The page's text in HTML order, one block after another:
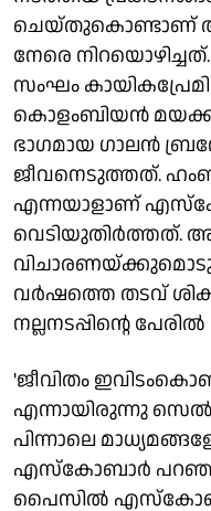
ചെയ്തുകൊണ്ടാണ്
നേരെ
സംഘം
കൊളംബിയന്‍
ഭാഗമായ ഗാലന്‍
ജീവനെടുത്തത്.
എന്നയാളാണ്
വെടിയുതിര്‍ത്തത്.
വര്‍ഷത്തെ തടവ്
നല്ലനടപ്പിന്റെ
'ജീവിതം
എന്നായിരുന്നു
പിന്നാലെ
എസ്കോബാര്‍
പൈസില്‍